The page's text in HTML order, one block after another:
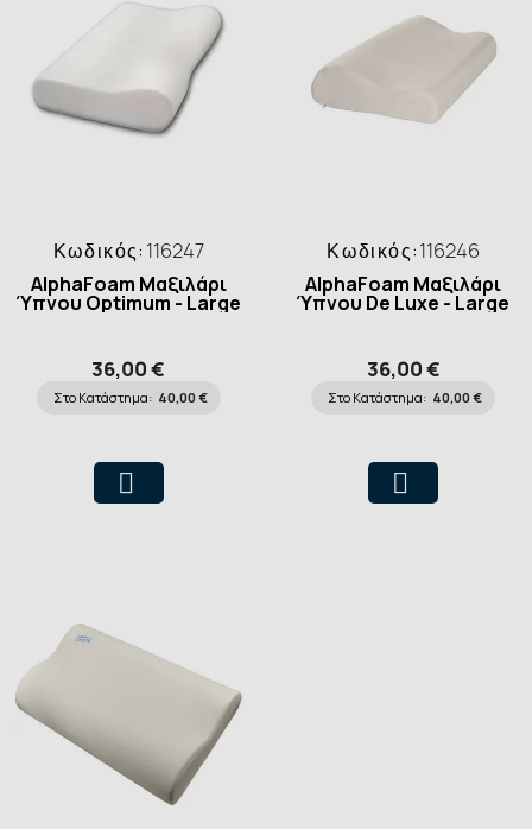
Κωδικός: 116247
AlphaFoam Μαξιλάρι
Ύπνου Optimum - Large
36,00 €
Στο Κατάστημα: 40,00 €
Κωδικός:116246
AlphaFoam Μαξιλάρι
Ύπνου De Luxe - Large
36,00 €
Στο Κατάστημα: 40,00 €